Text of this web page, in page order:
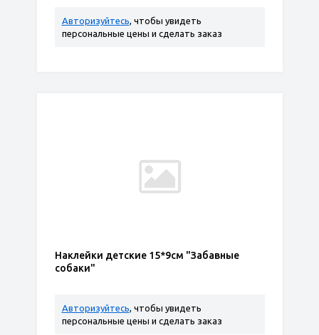
Авторизуйтесь, чтобы увидеть
персональные цены и сделать заказ
Наклейки детские 15*9см "Забавные
собаки"
Авторизуйтесь, чтобы увидеть
персональные цены и сделать заказ